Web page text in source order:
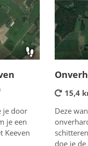
je door
je een
Keeven
15,4
Deze
doe je